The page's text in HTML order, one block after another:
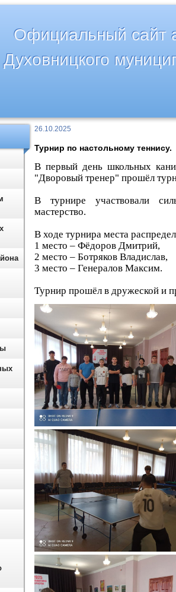
Официальный сайт
Духовницкого
26.10.2025
Турнир по настольному теннису.
В первый день школьных
"Дворовый тренер" прошёл
В турнире участвовали
мастерство.
В ходе турнира места
1 место – Фёдоров Дмитрий,
2 место – Ботряков Владислав,
3 место – Генералов Максим.
Турнир прошёл в дружеской и